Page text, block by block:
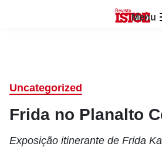
Menu
Uncategorized
Frida no Planalto
Exposição itinerante de Frida